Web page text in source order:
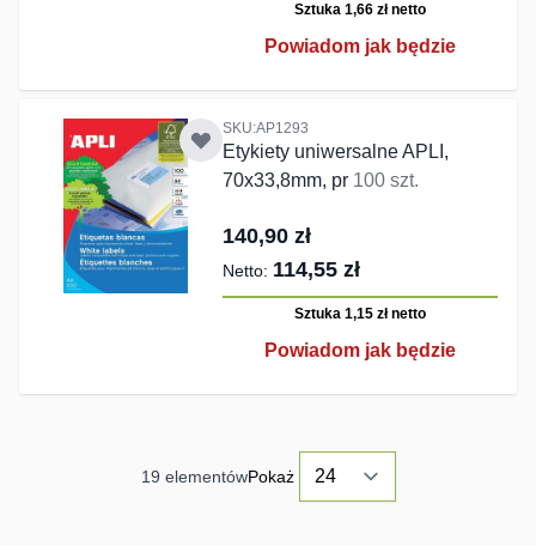
Sztuka 1,66 złnetto
Powiadom jak będzie
SKU:AP1293
Etykiety uniwersalne APLI,
70x33,8mm, pr 100 szt.
140,90 zł
114,55 zł
Sztuka 1,15 złnetto
Powiadom jak będzie
19 elementówPokaż